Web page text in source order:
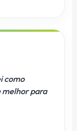
como
melhor para